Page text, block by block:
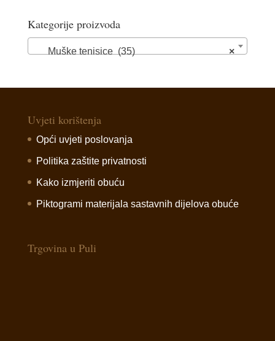
Kategorije proizvoda
×
Muške tenisice (35)
Uvjeti korištenja
Opći uvjeti poslovanja
Politika zaštite privatnosti
Kako izmjeriti obuću
Piktogrami materijala sastavnih dijelova obuće
Trgovina u Puli